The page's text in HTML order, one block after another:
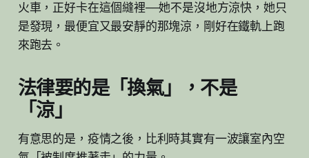
火車，正好卡在這個縫裡——她不是沒地方涼快，她只
是發現，最便宜又最安靜的那塊涼，剛好在鐵軌上跑
來跑去。
法律要的是「換氣」，不是
「涼」
有意思的是，疫情之後，比利時其實有一波讓室內空